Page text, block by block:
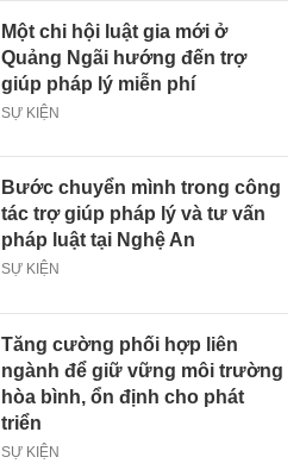
Một chi hội luật gia mới ở
Quảng Ngãi hướng đến trợ
giúp pháp lý miễn phí
SỰ KIỆN
Bước chuyển mình trong công
tác trợ giúp pháp lý và tư vấn
pháp luật tại Nghệ An
SỰ KIỆN
Tăng cường phối hợp liên
ngành để giữ vững môi trường
hòa bình, ổn định cho phát
triển
SỰ KIỆN